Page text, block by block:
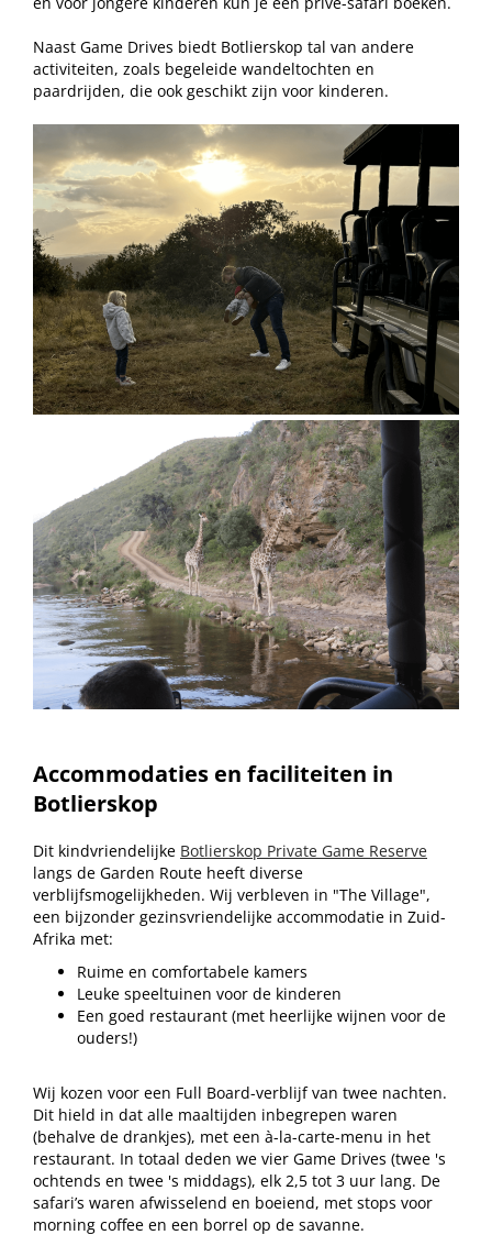
Naast Game Drives biedt Botlierskop tal van andere
activiteiten, zoals begeleide wandeltochten en
paardrijden, die ook geschikt zijn voor kinderen.
Accommodaties en faciliteiten in
Botlierskop
Dit kindvriendelijke Botlierskop Private Game Reserve
langs de Garden Route heeft diverse
verblijfsmogelijkheden. Wij verbleven in "The Village",
een bijzonder gezinsvriendelijke accommodatie in Zuid-
Afrika met:
Ruime en comfortabele kamers
Leuke speeltuinen voor de kinderen
Een goed restaurant (met heerlijke wijnen voor de
ouders!)
Wij kozen voor een Full Board-verblijf van twee nachten.
Dit hield in dat alle maaltijden inbegrepen waren
(behalve de drankjes), met een à-la-carte-menu in het
restaurant. In totaal deden we vier Game Drives (twee 's
ochtends en twee 's middags), elk 2,5 tot 3 uur lang. De
safari’s waren afwisselend en boeiend, met stops voor
morning coffee en een borrel op de savanne.